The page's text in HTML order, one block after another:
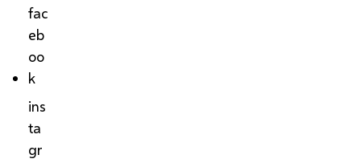
fac
eb
oo
k
ins
ta
gr